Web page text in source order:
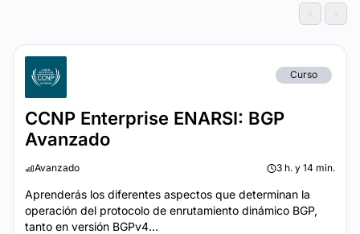
Curso
CCNP Enterprise ENARSI: BGP
Avanzado
Avanzado 3 h. y 14 min.
Aprenderás los diferentes aspectos que determinan la
operación del protocolo de enrutamiento dinámico BGP,
tanto en versión BGPv4...